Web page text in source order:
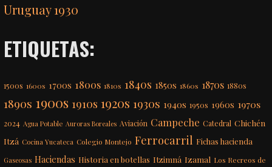
Uruguay 1930
ETIQUETAS:
1500s 1600s 1700s 1800s 1810s 1840s 1850s 1860s 1870s 1880s
1890s 1900s 1910s 1920s 1930s 1940s 1950s 1960s 1970s
2024 Agua Potable Auroras Boreales Aviación Campeche Catedral Chichén
Itzá Cocina Yucateca Colegio Montejo Ferrocarril Fichas hacienda
Gaseosas Haciendas Historia en botellas Itzimná Izamal Los Recreos de